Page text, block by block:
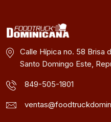
Calle Hípica no. 58 Brisa
Santo Domingo Este,
849-505-1801